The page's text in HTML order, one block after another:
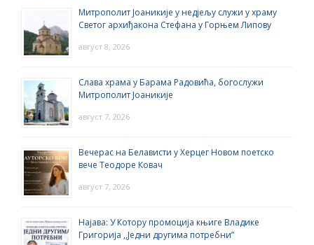
Митрополит Јоаникије у недјељу служи у храму
Светог архиђакона Стефана у Горњем Липову
август 8, 2026
Слава храма у Барама Радовића, богослужи
Митрополит Јоаникије
август 7, 2026
Вечерас на Белависти у Херцег Новом поетско
вече Теодоре Ковач
август 7, 2026
Најава: У Котору промоција књиге Владике
Григорија ,,Једни другима потребни”